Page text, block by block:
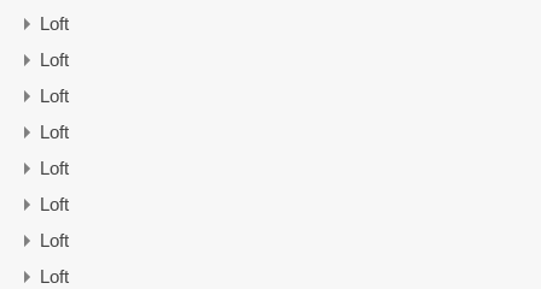
Loft
Loft
Loft
Loft
Loft
Loft
Loft
Loft